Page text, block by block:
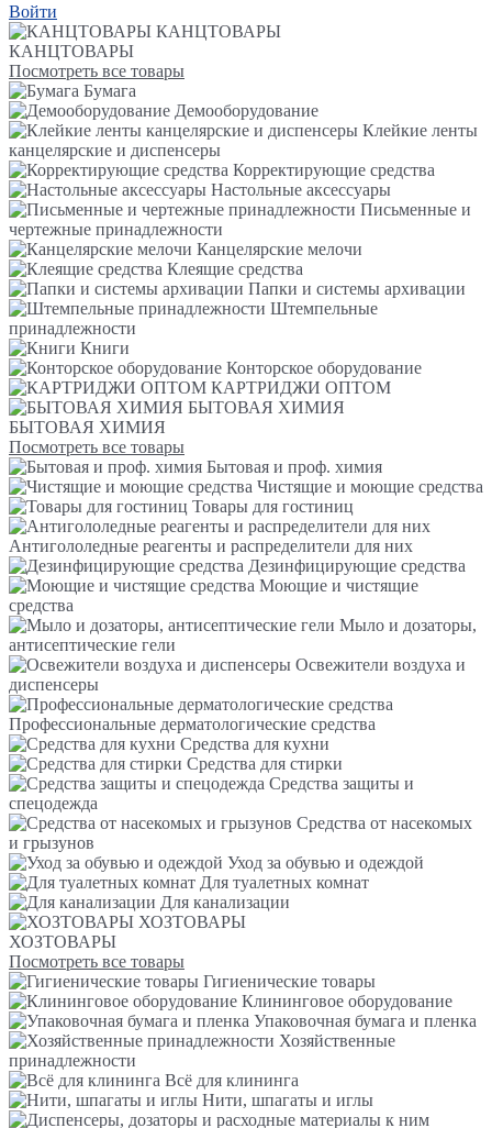
Войти
КАНЦТОВАРЫ
КАНЦТОВАРЫ
Посмотреть все товары
Бумага
Демооборудование
Клейкие ленты
канцелярские и диспенсеры
Корректирующие средства
Настольные аксессуары
Письменные и
чертежные принадлежности
Канцелярские мелочи
Клеящие средства
Папки и системы архивации
Штемпельные
принадлежности
Книги
Конторское оборудование
КАРТРИДЖИ ОПТОМ
БЫТОВАЯ ХИМИЯ
БЫТОВАЯ ХИМИЯ
Посмотреть все товары
Бытовая и проф. химия
Чистящие и моющие средства
Товары для гостиниц
Антигололедные реагенты и распределители для них
Дезинфицирующие средства
Моющие и чистящие
средства
Мыло и дозаторы,
антисептические гели
Освежители воздуха и
диспенсеры
Профессиональные дерматологические средства
Средства для кухни
Средства для стирки
Средства защиты и
спецодежда
Средства от насекомых
и грызунов
Уход за обувью и одеждой
Для туалетных комнат
Для канализации
ХОЗТОВАРЫ
ХОЗТОВАРЫ
Посмотреть все товары
Гигиенические товары
Клининговое оборудование
Упаковочная бумага и пленка
Хозяйственные
принадлежности
Всё для клининга
Нити, шпагаты и иглы